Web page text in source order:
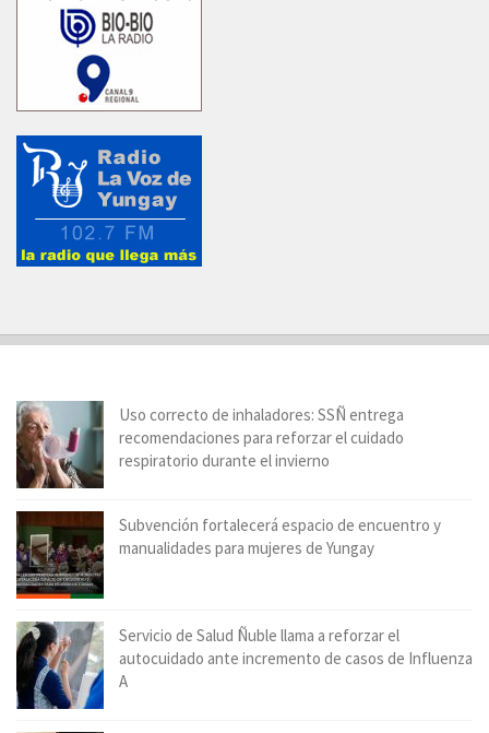
Uso correcto de inhaladores: SSÑ entrega
recomendaciones para reforzar el cuidado
respiratorio durante el invierno
Subvención fortalecerá espacio de encuentro y
manualidades para mujeres de Yungay
Servicio de Salud Ñuble llama a reforzar el
autocuidado ante incremento de casos de Influenza
A